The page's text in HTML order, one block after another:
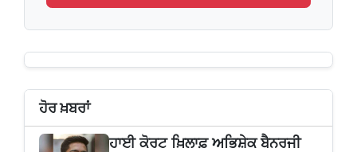
ਹੋਰ ਖ਼ਬਰਾਂ
ਹਾਈ ਕੋਰਟ ਖ਼ਿਲਾਫ਼ ਅਭਿਸ਼ੇਕ ਬੈਨਰਜੀ